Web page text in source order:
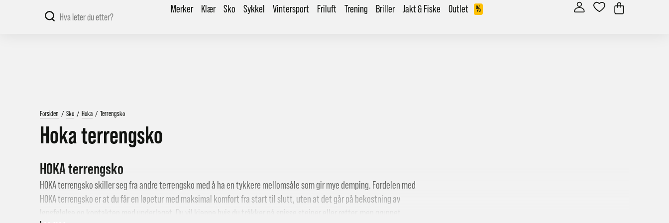
Merker Klær Sko Sykkel Vintersport Friluft Trening Briller Jakt & Fiske Outlet %
Forsiden / Sko / Hoka / Terrengsko
Hoka terrengsko
HOKA terrengsko
HOKA terrengsko skiller seg fra andre terrengsko med å ha en tykkere mellomsåle som gir mye demping. Fordelen med
HOKA terrengsko er at du får en løpetur med maksimal komfort fra start til slutt, uten at det går på bekostning av
løpsfølelse og kontakten med underlaget. Du vil kjenne hvis du tråkker på spisse steiner eller røtter, men grunnet